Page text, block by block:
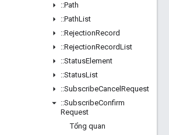
::Path
::PathList
::RejectionRecord
::RejectionRecordList
::StatusElement
::StatusList
::SubscribeCancel Request
::SubscribeConfirm
Request
Tổng quan